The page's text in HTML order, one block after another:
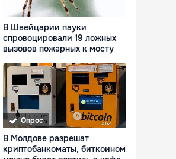
В Швейцарии пауки
спровоцировали 19 ложных
вызовов пожарных к мосту
Опрос
В Молдове разрешат
криптобанкоматы, биткоином